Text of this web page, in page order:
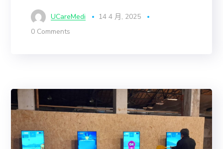
UCareMedi
14 4 月, 2025
0 Comments